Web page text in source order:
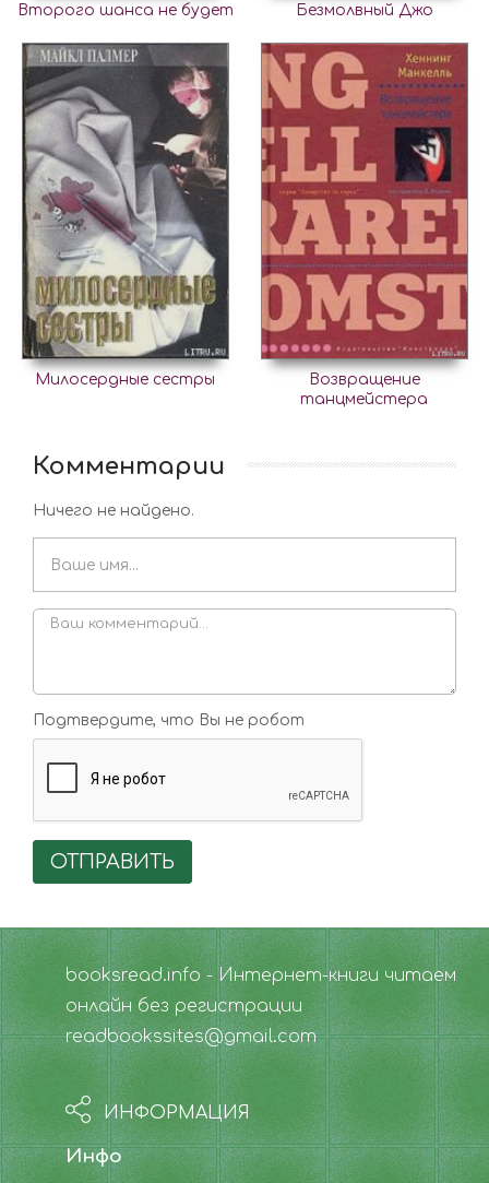
Второго шанса не будет Безмолвный Джо
Милосердные сестры
Возвращение
танцмейстера
Комментарии
Ничего не найдено.
Подтвердите, что Вы не робот
ОТПРАВИТЬ
booksread.info - Интернет-книги читаем
онлайн без регистрации
readbookssites@gmail.com
ИНФОРМАЦИЯ
Инфо